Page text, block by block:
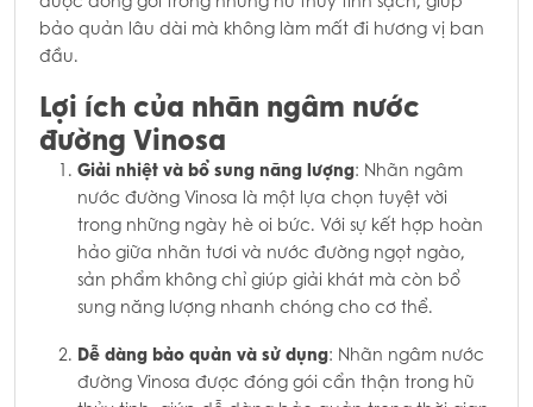
bảo quản lâu dài mà không làm mất đi hương vị ban
đầu.
Lợi ích của nhãn ngâm nước
đường Vinosa
Giải nhiệt và bổ sung năng lượng: Nhãn ngâm
nước đường Vinosa là một lựa chọn tuyệt vời
trong những ngày hè oi bức. Với sự kết hợp hoàn
hảo giữa nhãn tươi và nước đường ngọt ngào,
sản phẩm không chỉ giúp giải khát mà còn bổ
sung năng lượng nhanh chóng cho cơ thể.
Dễ dàng bảo quản và sử dụng: Nhãn ngâm nước
đường Vinosa được đóng gói cẩn thận trong hũ